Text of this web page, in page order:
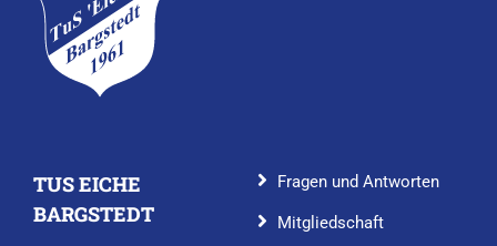
TUS EICHE
BARGSTEDT
Fragen und Antworten
Mitgliedschaft